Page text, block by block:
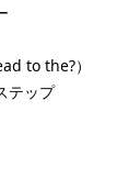
to the?）
テップ